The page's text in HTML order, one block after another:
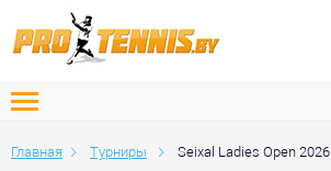
Главная Турниры Seixal Ladies Open 2026